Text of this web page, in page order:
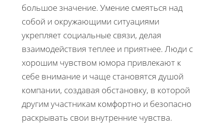
большое значение. Умение смеяться над
собой и окружающими ситуациями
укрепляет социальные связи, делая
взаимодействия теплее и приятнее. Люди с
хорошим чувством юмора привлекают к
себе внимание и чаще становятся душой
компании, создавая обстановку, в которой
другим участникам комфортно и безопасно
раскрывать свои внутренние чувства.